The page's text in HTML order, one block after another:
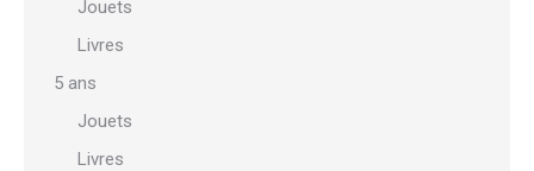
Jouets
Livres
5 ans
Jouets
Livres